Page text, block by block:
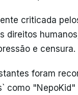
criticada
direitos
e censura.
foram
como